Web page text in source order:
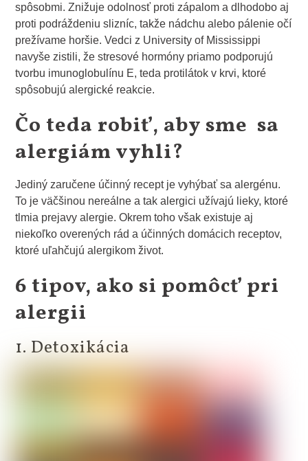
spôsobmi. Znižuje odolnosť proti zápalom a dlhodobo aj
proti podráždeniu slizníc, takže nádchu alebo pálenie očí
prežívame horšie. Vedci z University of Mississippi
navyše zistili, že stresové hormóny priamo podporujú
tvorbu imunoglobulínu E, teda protilátok v krvi, ktoré
spôsobujú alergické reakcie.
Čo teda robiť, aby sme sa
alergiám vyhli?
Jediný zaručene účinný recept je vyhýbať sa alergénu.
To je väčšinou nereálne a tak alergici užívajú lieky, ktoré
tlmia prejavy alergie. Okrem toho však existuje aj
niekoľko overených rád a účinných domácich receptov,
ktoré uľahčujú alergikom život.
6 tipov, ako si pomôcť pri
alergii
1. Detoxikácia